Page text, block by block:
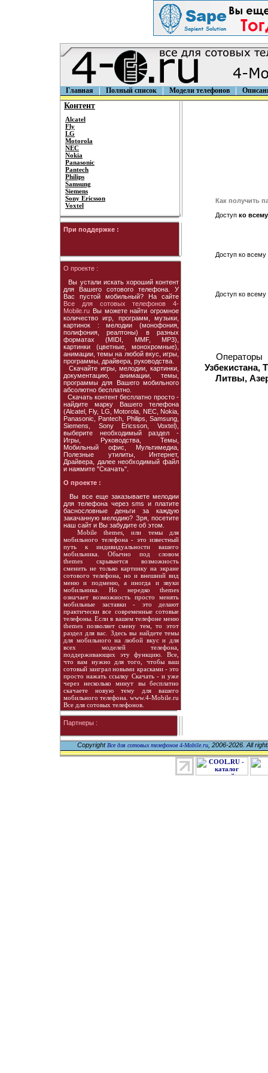
Главная Полный список Модели телефонов
Контент
Alcatel
Fly
LG
Motorola
NEC
Nokia
Panasonic
Pantech
Philips
Samsung
Siemens
Sony Ericsson
Voxtel
При поддержке :
О проекте :
Вы устали искать хороший контент
для Вашего сотового телефона. У
Вас пустой мобильный? На сайте
Все для сотовых телефонов 4-
Mobile.ru Вы можете найти огромное
количество игр, программ, музыки,
картинок : мелодии (монофония,
полифония, реалтоны) в разных
форматах (MIDI, MMF, MP3),
картинки (цветные, монохромные),
анимации, темы на любой вкус, игры,
программы, драйвера, руководства.
Скачайте игры, мелодии, картинки,
документацию, анимации, темы,
программы для Вашего мобильного
абсолютно бесплатно.
Скачать контент бесплатно просто -
найдите марку Вашего телефона
(Alcatel, Fly, LG, Motorola, NEC, Nokia,
Panasonic, Pantech, Philips, Samsung,
Siemens, Sony Ericsson, Voxtel),
выберите необходимый раздел -
Игры, Руководства, Темы,
Мобильный офис, Мультимедиа,
Полезные утилиты, Интернет,
Драйвера, далее необходимый файл
и нажмите "Скачать".
О проекте :
Вы все еще заказываете мелодии
для телефона через sms и платите
баснословные деньги за каждую
закачанную мелодию? Зря, посетите
наш сайт и Вы забудите об этом.
Mobile themes, или темы для
мобильного телефона - это известный
путь к индивидуальности вашего
мобильника. Обычно под словом
themes скрывается возможность
сменить не только картинку на экране
сотового телефона, но и внешний вид
меню и подменю, а иногда и звуки
мобильника. Но нередко themes
означает возможность просто менять
мобильные заставки - это делают
практически все современные сотовые
телефоны. Если в вашем телефоне меню
themes позволяет смену тем, то этот
раздел для вас. Здесь вы найдете темы
для мобильного на любой вкус и для
всех моделей телефона,
поддерживающих эту функцию. Все,
что вам нужно для того, чтобы ваш
сотовый заиграл новыми красками - это
просто нажать ссылку Скачать - и уже
через несколько минут вы бесплатно
скачаете новую тему для вашего
мобильного телефона. www.4-Mobile.ru
Все для сотовых телефонов.
Партнеры :
Как получить
Доступ ко
Доступ ко всему
Доступ ко
Операторы
Узбекистана,
Литвы,
Copyright Все для сотовых телефонов 4-Mobile.ru, 2006-2026. All